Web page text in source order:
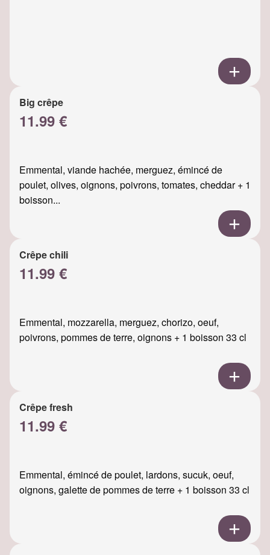
Big crêpe
11.99 €
Emmental, viande hachée, merguez, émincé de
poulet, olives, oignons, poivrons, tomates, cheddar + 1
boisson...
Crêpe chili
11.99 €
Emmental, mozzarella, merguez, chorizo, oeuf,
poivrons, pommes de terre, oignons + 1 boisson 33 cl
Crêpe fresh
11.99 €
Emmental, émincé de poulet, lardons, sucuk, oeuf,
oignons, galette de pommes de terre + 1 boisson 33 cl